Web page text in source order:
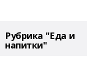
Рубрика "Еда и
напитки"